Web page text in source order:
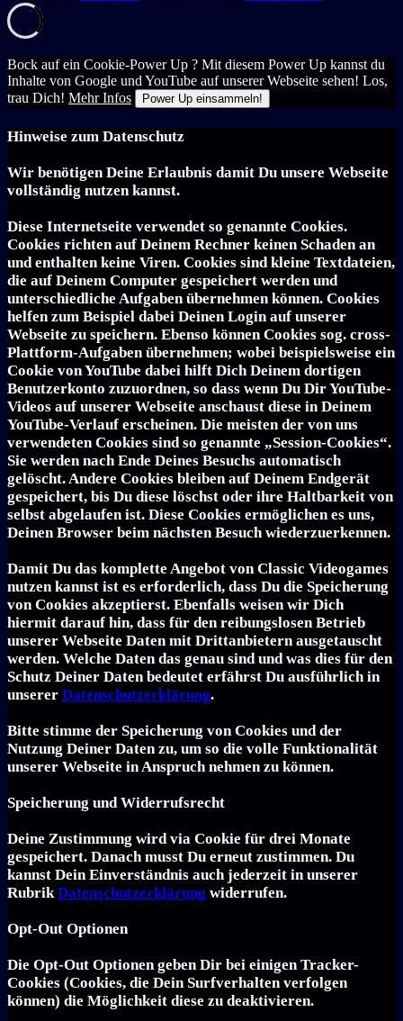
Bock auf ein Cookie-Power Up ? Mit diesem Power Up kannst du
Inhalte von Google und YouTube auf unserer Webseite sehen! Los,
trau Dich! Mehr Infos Power Up einsammeln!
Hinweise zum Datenschutz
Wir benötigen Deine Erlaubnis damit Du unsere Webseite
vollständig nutzen kannst.
Diese Internetseite verwendet so genannte Cookies.
Cookies richten auf Deinem Rechner keinen Schaden an
und enthalten keine Viren. Cookies sind kleine Textdateien,
die auf Deinem Computer gespeichert werden und
unterschiedliche Aufgaben übernehmen können. Cookies
helfen zum Beispiel dabei Deinen Login auf unserer
Webseite zu speichern. Ebenso können Cookies sog. cross-
Plattform-Aufgaben übernehmen; wobei beispielsweise ein
Cookie von YouTube dabei hilft Dich Deinem dortigen
Benutzerkonto zuzuordnen, so dass wenn Du Dir YouTube-
Videos auf unserer Webseite anschaust diese in Deinem
YouTube-Verlauf erscheinen. Die meisten der von uns
verwendeten Cookies sind so genannte „Session-Cookies“.
Sie werden nach Ende Deines Besuchs automatisch
gelöscht. Andere Cookies bleiben auf Deinem Endgerät
gespeichert, bis Du diese löschst oder ihre Haltbarkeit von
selbst abgelaufen ist. Diese Cookies ermöglichen es uns,
Deinen Browser beim nächsten Besuch wiederzuerkennen.
Damit Du das komplette Angebot von Classic Videogames
nutzen kannst ist es erforderlich, dass Du die Speicherung
von Cookies akzeptierst. Ebenfalls weisen wir Dich
hiermit darauf hin, dass für den reibungslosen Betrieb
unserer Webseite Daten mit Drittanbietern ausgetauscht
werden. Welche Daten das genau sind und was dies für den
Schutz Deiner Daten bedeutet erfährst Du ausführlich in
unserer Datenschutzerklärung.
Bitte stimme der Speicherung von Cookies und der
Nutzung Deiner Daten zu, um so die volle Funktionalität
unserer Webseite in Anspruch nehmen zu können.
Speicherung und Widerrufsrecht
Deine Zustimmung wird via Cookie für drei Monate
gespeichert. Danach musst Du erneut zustimmen. Du
kannst Dein Einverständnis auch jederzeit in unserer
RubrikDatenschutzerklärung widerrufen.
Opt-Out Optionen
Die Opt-Out Optionen geben Dir bei einigen Tracker-
Cookies (Cookies, die Dein Surfverhalten verfolgen
können) die Möglichkeit diese zu deaktivieren.